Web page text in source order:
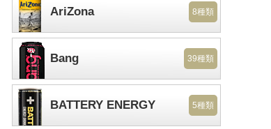
AriZona 8種類
Bang 39種類
BATTERY ENERGY 5種類